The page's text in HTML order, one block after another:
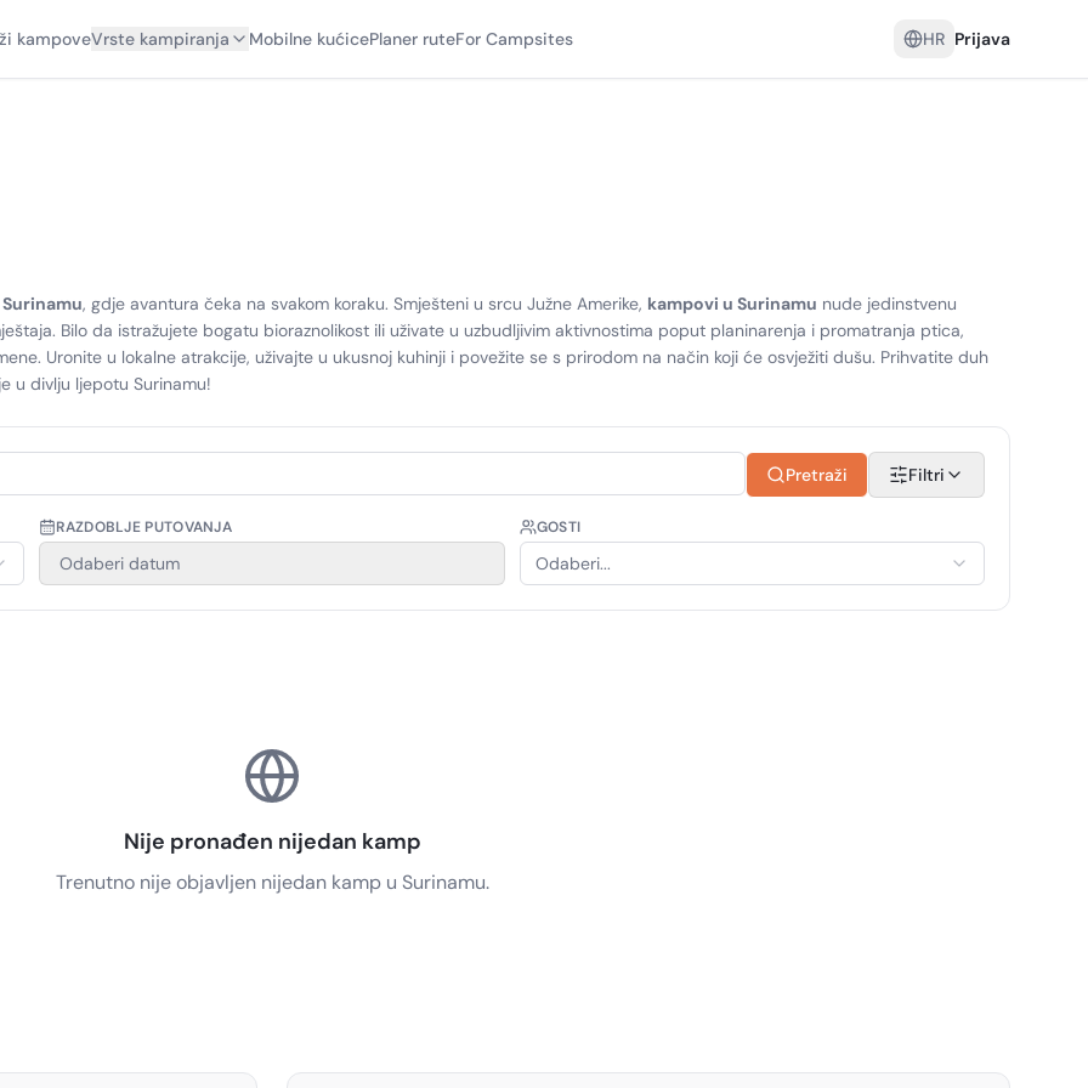
kampoveVrste kampiranja Mobilne kućicePlaner ruteFor Campsites HR Prijava
, gdje avantura čeka na svakom koraku. Smješteni u srcu Južne Amerike, kampovi u Surinamu nude jedinstvenu
Bilo da istražujete bogatu bioraznolikost ili uživate u uzbudljivim aktivnostima poput planinarenja i promatranja ptica,
Uronite u lokalne atrakcije, uživajte u ukusnoj kuhinji i povežite se s prirodom na način koji će osvježiti dušu. Prihvatite duh
u divlju ljepotu Surinamu!
Pretraži Filtri
RAZDOBLJE PUTOVANJA
Odaberi datum
GOSTI
Odaberi...
Nije pronađen nijedan kamp
Trenutno nije objavljen nijedan kamp u Surinamu.